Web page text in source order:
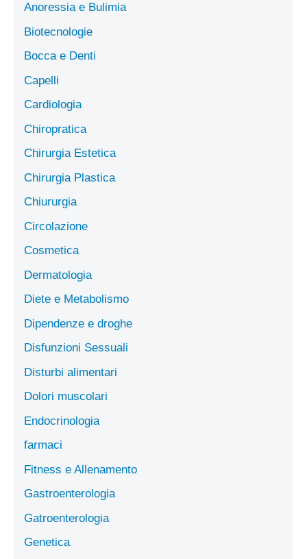
Anoressia e Bulimia
Biotecnologie
Bocca e Denti
Capelli
Cardiologia
Chiropratica
Chirurgia Estetica
Chirurgia Plastica
Chiururgia
Circolazione
Cosmetica
Dermatologia
Diete e Metabolismo
Dipendenze e droghe
Disfunzioni Sessuali
Disturbi alimentari
Dolori muscolari
Endocrinologia
farmaci
Fitness e Allenamento
Gastroenterologia
Gatroenterologia
Genetica